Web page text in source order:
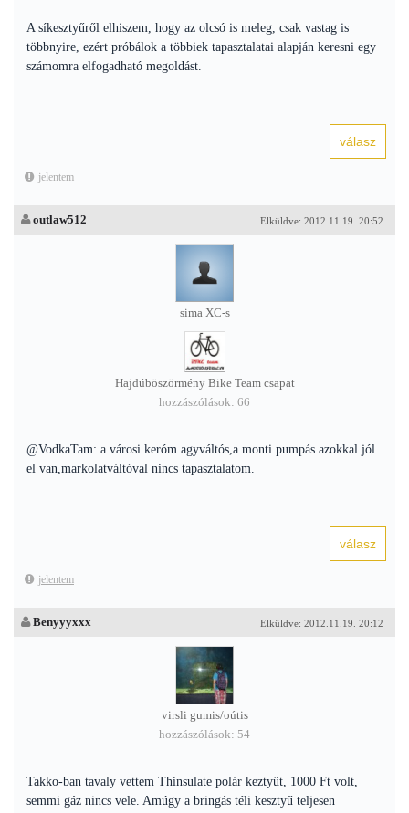
A síkesztyűről elhiszem, hogy az olcsó is meleg, csak vastag is
többnyire, ezért próbálok a többiek tapasztalatai alapján keresni egy
számomra elfogadható megoldást.
jelentem
Elküldve: 2012.11.19. 20:52
outlaw512
sima XC-s
Hajdúböszörmény Bike Team csapat
hozzászólások: 66
@VodkaTam: a városi keróm agyváltós,a monti pumpás azokkal jól
el van,markolatváltóval nincs tapasztalatom.
jelentem
Elküldve: 2012.11.19. 20:12
Benyyyxxx
virsli gumis/oútis
hozzászólások: 54
Takko-ban tavaly vettem Thinsulate polár keztyűt, 1000 Ft volt,
semmi gáz nincs vele. Amúgy a bringás téli kesztyű teljesen